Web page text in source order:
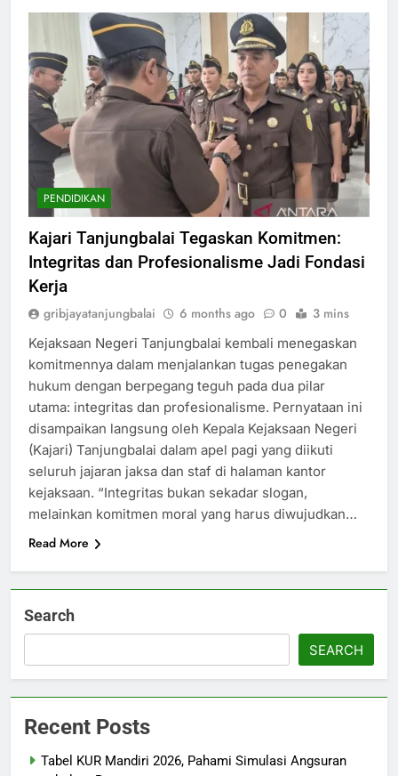
PENDIDIKAN
Kajari Tanjungbalai Tegaskan Komitmen:
Integritas dan Profesionalisme Jadi Fondasi
Kerja
gribjayatanjungbalai 6 months ago 0 3 mins
Kejaksaan Negeri Tanjungbalai kembali menegaskan
komitmennya dalam menjalankan tugas penegakan
hukum dengan berpegang teguh pada dua pilar
utama: integritas dan profesionalisme. Pernyataan ini
disampaikan langsung oleh Kepala Kejaksaan Negeri
(Kajari) Tanjungbalai dalam apel pagi yang diikuti
seluruh jajaran jaksa dan staf di halaman kantor
kejaksaan. “Integritas bukan sekadar slogan,
melainkan komitmen moral yang harus diwujudkan…
Read More
Search
SEARCH
Recent Posts
Tabel KUR Mandiri 2026, Pahami Simulasi Angsuran